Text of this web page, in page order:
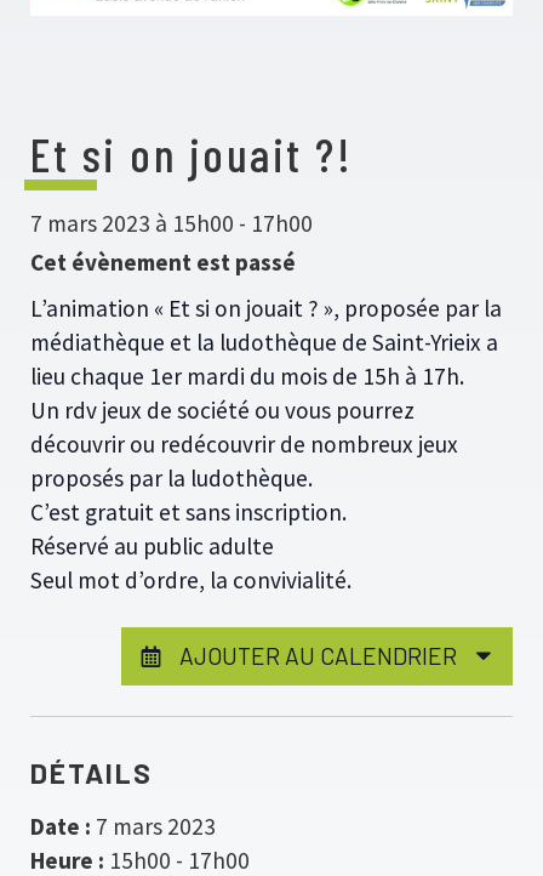
Et si on jouait ?!
7 mars 2023 à 15h00 - 17h00
Cet évènement est passé
L’animation « Et si on jouait ? », proposée par la
médiathèque et la ludothèque de Saint-Yrieix a
lieu chaque 1er mardi du mois de 15h à 17h.
Un rdv jeux de société ou vous pourrez
découvrir ou redécouvrir de nombreux jeux
proposés par la ludothèque.
C’est gratuit et sans inscription.
Réservé au public adulte
Seul mot d’ordre, la convivialité.
AJOUTER AU CALENDRIER
DÉTAILS
Date : 7 mars 2023
Heure : 15h00 - 17h00